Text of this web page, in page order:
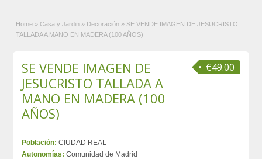
Home » Casa y Jardin » Decoración » SE VENDE IMAGEN DE JESUCRISTO
TALLADA A MANO EN MADERA (100 AÑOS)
€49.00
SE VENDE IMAGEN DE
JESUCRISTO TALLADA A
MANO EN MADERA (100
AÑOS)
Población: CIUDAD REAL
Autonomías: Comunidad de Madrid